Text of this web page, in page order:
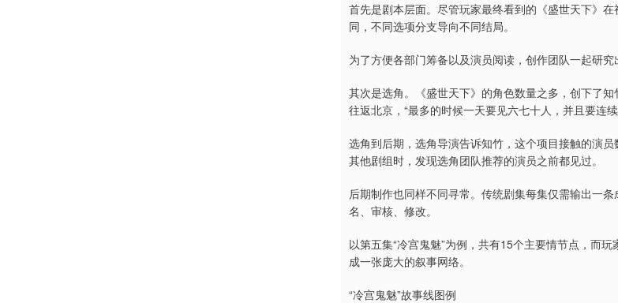
首先是剧本层面。尽管玩家最终看到的《盛世天下》
同，不同选项分支导向不同结局。
为了方便各部门筹备以及演员阅读，创作团队一起研究
其次是选角。《盛世天下》的角色数量之多，创下了
往返北京，“最多的时候一天要见六七十人，并且要连
选角到后期，选角导演告诉知竹，这个项目接触的演
其他剧组时，发现选角团队推荐的演员之前都见过。
后期制作也同样不同寻常。传统剧集每集仅需输出一
名、审核、修改。
以第五集“冷宫鬼魅”为例，共有15个主要情节点，而
成一张庞大的叙事网络。
“冷宫鬼魅”故事线图例